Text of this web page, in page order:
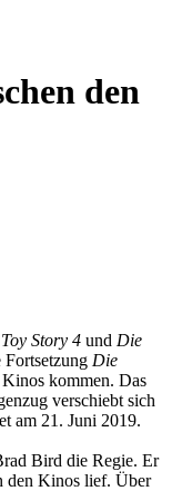
den
Toy Story 4 und Die
Fortsetzung Die
kommen. Das
verschiebt sich
am 21. Juni 2019.
Bird die Regie. Er
den Kinos lief. Über